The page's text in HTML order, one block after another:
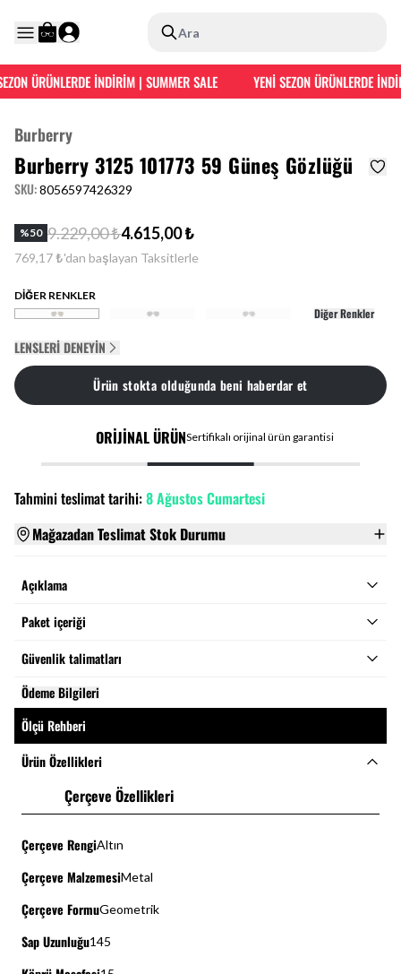
Ara
ÜRÜNLERDE İNDİRİM | SUMMER SALE YENİ SEZON ÜRÜNLERDE
Burberry
Burberry 3125 101773 59 Güneş Gözlüğü
SKU:8056597426329
%50 9.229,00 ₺4.615,00 ₺
769,17 ₺'dan başlayan Taksitlerle
DİĞER RENKLER
Diğer Renkler
LENSLERI DENEYIN
Ürün stokta olduğunda beni haberdar et
ORİJİNAL ÜRÜNSertifikalı orijinal ürün garantisi
Tahmini teslimat tarihi:8 Ağustos Cumartesi
Mağazadan Teslimat Stok Durumu
Açıklama
Paket içeriği
Güvenlik talimatları
Ödeme Bilgileri
Ölçü Rehberi
Ürün Özellikleri
Çerçeve Özellikleri
Çerçeve RengiAltın
Çerçeve MalzemesiMetal
Çerçeve FormuGeometrik
Sap Uzunluğu145